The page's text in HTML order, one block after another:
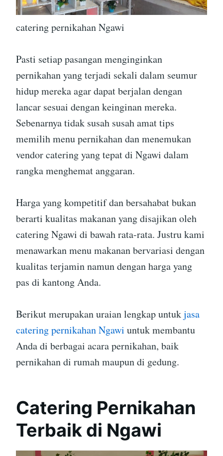
catering pernikahan Ngawi
Pasti setiap pasangan menginginkan
pernikahan yang terjadi sekali dalam seumur
hidup mereka agar dapat berjalan dengan
lancar sesuai dengan keinginan mereka.
Sebenarnya tidak susah susah amat tips
memilih menu pernikahan dan menemukan
vendor catering yang tepat di Ngawi dalam
rangka menghemat anggaran.
Harga yang kompetitif dan bersahabat bukan
berarti kualitas makanan yang disajikan oleh
catering Ngawi di bawah rata-rata. Justru kami
menawarkan menu makanan bervariasi dengan
kualitas terjamin namun dengan harga yang
pas di kantong Anda.
Berikut merupakan uraian lengkap untukjasa
catering pernikahan Ngawi untuk membantu
Anda di berbagai acara pernikahan, baik
pernikahan di rumah maupun di gedung.
Catering Pernikahan
Terbaik di Ngawi